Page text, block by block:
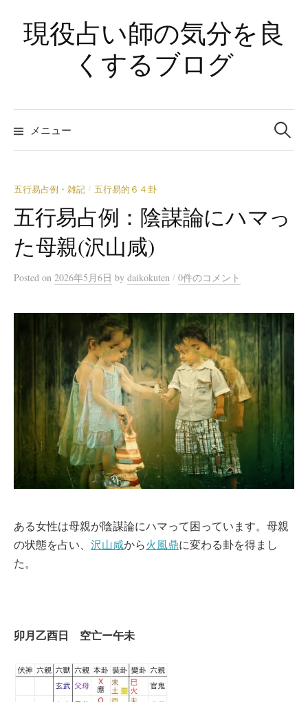
ン
テ
キ
現役占い師の気分を良
くするブログ
メニュー
検
索:
五行易占例・雑記 / 五行易的６４卦
五行易占例：陰謀論にハマっ
た母親(沢山咸)
Posted on 2026年5月6日 by daikokuten / 0件のコメント
ある女性は母親が陰謀論にハマって困っています。母親
の状態を占い、 沢山咸から火風鼎に変わる卦を得まし
た。
卯月乙酉日 空亡ー午未